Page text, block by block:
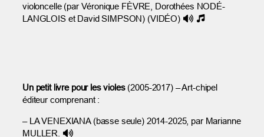
violoncelle (par Véronique FÈVRE, Dorothées NODÉ-
LANGLOIS et David SIMPSON) (VIDÉO)
Un petit livre pour les violes(2005-2017) – Art-chipel
éditeur comprenant :
– LA VENEXIANA (basse seule) 2014-2025, par Marianne
MULLER.